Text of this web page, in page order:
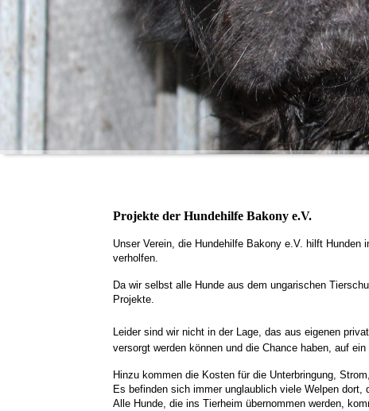
Projekte der Hundehilfe Bakony e.V.
Unser Verein, die Hundehilfe Bakony e.V. hilft
verholfen.
Da wir selbst alle Hunde aus dem ungarischen
Projekte.
Leider sind wir nicht in der Lage, das aus eigenen
versorgt werden können und die Chance haben, auf
Hinzu kommen die Kosten für die Unterbringung,
Es befinden sich immer unglaublich viele Welpen
Alle Hunde, die ins Tierheim übernommen werden,